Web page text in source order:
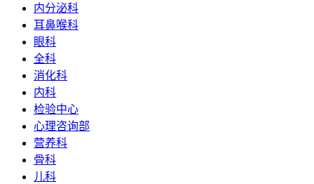
内分泌科
耳鼻喉科
眼科
全科
消化科
内科
检验中心
心理咨询部
营养科
骨科
儿科